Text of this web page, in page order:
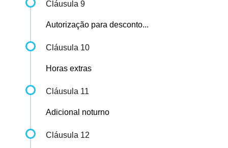
Cláusula 9
Autorização para desconto...
Cláusula 10
Horas extras
Cláusula 11
Adicional noturno
Cláusula 12